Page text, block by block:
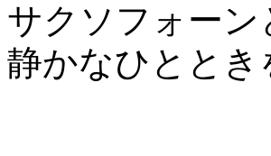
サクソフォー
静かなひととき